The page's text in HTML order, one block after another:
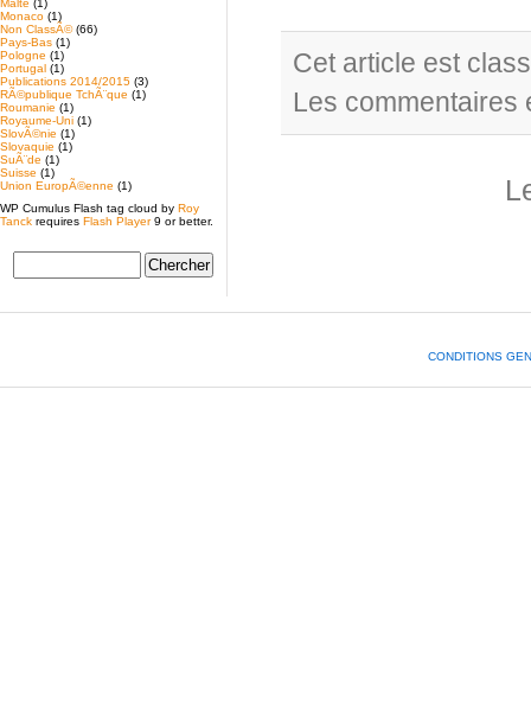
Malte (1)
Monaco (1)
Non ClassÃ©(66)
Pays-Bas (1)
Pologne (1)
Portugal (1)
Publications 2014/2015 (3)
RÃ©publique TchÃ¨que (1)
Roumanie (1)
Royaume-Uni (1)
SlovÃ©nie (1)
Slovaquie (1)
SuÃ¨de (1)
Suisse (1)
Union EuropÃ©enne (1)
WP Cumulus Flash tag cloud by Roy
Tanck requires Flash Player9 or better.
Cet article est
Les commentaires
CONDITIONS